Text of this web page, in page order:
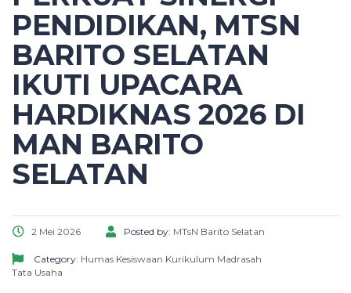
PENDIDIKAN, MTSN
BARITO SELATAN
IKUTI UPACARA
HARDIKNAS 2026 DI
MAN BARITO
SELATAN
2 Mei 2026 Posted by: MTsN Barito Selatan
Category: Humas Kesiswaan Kurikulum Madrasah
Tata Usaha